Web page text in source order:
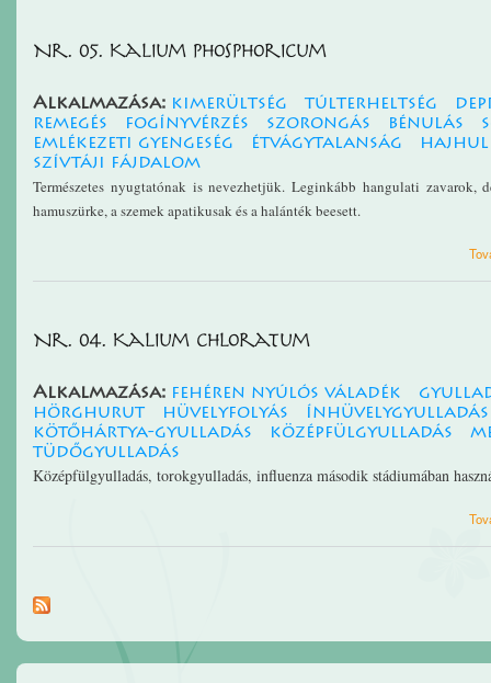
Nr. 05. Kalium phosphoricum
Alkalmazása: kimerültség túlterheltség
remegés
fogínyvérzés szorongás bénulás
emlékezeti gyengeség
étvágytalanság
szívtáji fájdalom
Természetes nyugtatónak is nevezhetjük. Leginkább hangulati zavarok,
hamuszürke, a szemek apatikusak és a halánték beesett.
Nr. 04. Kalium chloratum
Alkalmazása: fehéren nyúlós váladék
hörghurut
hüvelyfolyás
ínhüvelygyulladás
kötőhártya-gyulladás
középfülgyulladás
tüdőgyulladás
Középfülgyulladás, torokgyulladás, influenza második stádiumában